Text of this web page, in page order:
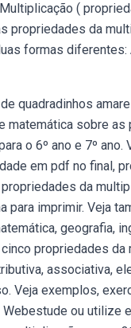
(
propriedades da
formas diferentes:
quadradinhos
matemática sobre as
o 6º ano e 7º ano.
em pdf no final,
da
para imprimir. Veja
geografia,
propriedades da
associativa,
Veja exemplos,
ou utilize